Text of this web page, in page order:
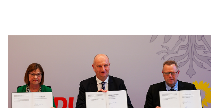
CDU Deutschland
CDU Fraktion im Brandenburger Landtag
CDU Brandenburg
CDU Potsdam